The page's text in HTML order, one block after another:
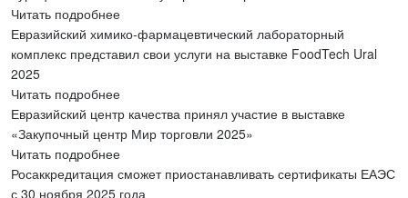
Читать подробнее
Евразийский химико-фармацевтический лабораторный
комплекс представил свои услуги на выставке FoodTech Ural
2025
Читать подробнее
Евразийский центр качества принял участие в выставке
«Закупочный центр Мир торговли 2025»
Читать подробнее
Росаккредитация сможет приостанавливать сертификаты ЕАЭС
с 30 ноября 2025 года